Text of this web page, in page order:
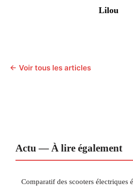
Lilou
← Voir tous les articles
Actu — À lire également
Comparatif des scooters électriques